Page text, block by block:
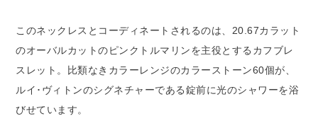
このネックレスとコーディネートされるのは、20.67カラット
のオーバルカットのピンクトルマリンを主役とするカフブレ
スレット。比類なきカラーレンジのカラーストーン60個が、
ルイ･ヴィトンのシグネチャーである錠前に光のシャワーを浴
びせています。